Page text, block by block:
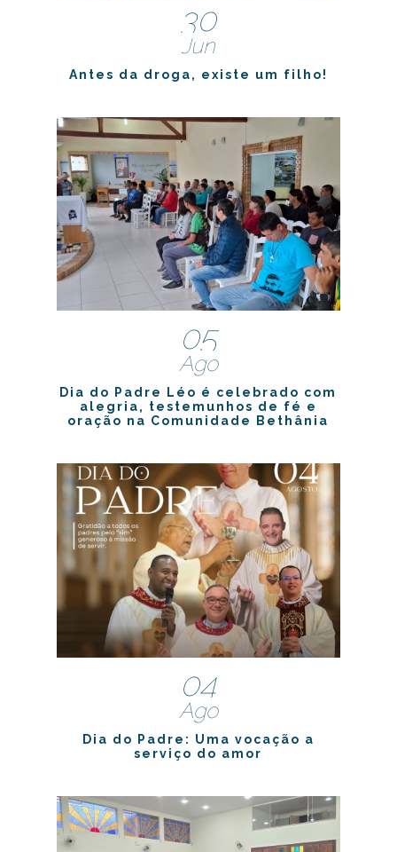
30
Jun
Antes da droga, existe um filho!
05
Ago
Dia do Padre Léo é celebrado com
alegria, testemunhos de fé e
oração na Comunidade Bethânia
04
Ago
Dia do Padre: Uma vocação a
serviço do amor